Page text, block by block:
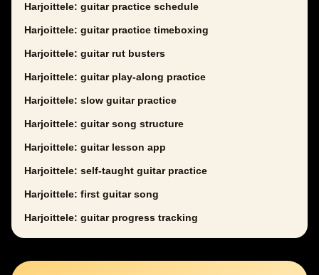
Harjoittele: guitar practice schedule
Harjoittele: guitar practice timeboxing
Harjoittele: guitar rut busters
Harjoittele: guitar play-along practice
Harjoittele: slow guitar practice
Harjoittele: guitar song structure
Harjoittele: guitar lesson app
Harjoittele: self-taught guitar practice
Harjoittele: first guitar song
Harjoittele: guitar progress tracking